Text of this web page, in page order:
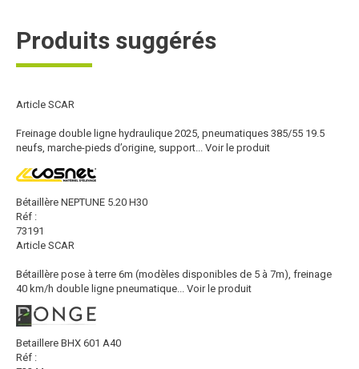
Produits suggérés
Article SCAR
Freinage double ligne hydraulique 2025, pneumatiques 385/55 19.5
neufs, marche-pieds d’origine, support... Voir le produit
Bétaillère NEPTUNE 5.20 H30
Réf :
73191
Article SCAR
Bétaillère pose à terre 6m (modèles disponibles de 5 à 7m), freinage
40 km/h double ligne pneumatique... Voir le produit
Betaillere BHX 601 A40
Réf :